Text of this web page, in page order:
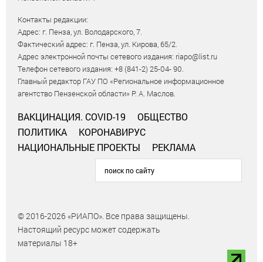
Контакты редакции:
Адрес: г. Пенза, ул. Володарского, 7.
Фактический адрес: г. Пенза, ул. Кирова, 65/2.
Адрес электронной почты сетевого издания: riapo@list.ru
Телефон сетевого издания: +8 (841-2) 25-04- 90.
Главный редактор ГАУ ПО «Региональное информационное
агентство Пензенской области» Р. А. Маслов.
ВАКЦИНАЦИЯ. COVID-19
ОБЩЕСТВО
ПОЛИТИКА
КОРОНАВИРУС
НАЦИОНАЛЬНЫЕ ПРОЕКТЫ
РЕКЛАМА
© 2016-2026 «РИАПО». Все права защищены.
Настоящий ресурс может содержать
материалы 18+